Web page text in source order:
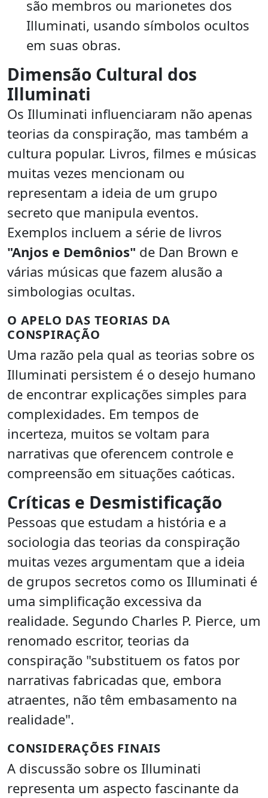
são membros ou marionetes dos
Illuminati, usando símbolos ocultos
em suas obras.
Dimensão Cultural dos
Illuminati
Os Illuminati influenciaram não apenas
teorias da conspiração, mas também a
cultura popular. Livros, filmes e músicas
muitas vezes mencionam ou
representam a ideia de um grupo
secreto que manipula eventos.
Exemplos incluem a série de livros
"Anjos e Demônios" de Dan Brown e
várias músicas que fazem alusão a
simbologias ocultas.
O APELO DAS TEORIAS DA
CONSPIRAÇÃO
Uma razão pela qual as teorias sobre os
Illuminati persistem é o desejo humano
de encontrar explicações simples para
complexidades. Em tempos de
incerteza, muitos se voltam para
narrativas que oferencem controle e
compreensão em situações caóticas.
Críticas e Desmistificação
Pessoas que estudam a história e a
sociologia das teorias da conspiração
muitas vezes argumentam que a ideia
de grupos secretos como os Illuminati é
uma simplificação excessiva da
realidade. Segundo Charles P. Pierce, um
renomado escritor, teorias da
conspiração "substituem os fatos por
narrativas fabricadas que, embora
atraentes, não têm embasamento na
realidade".
CONSIDERAÇÕES FINAIS
A discussão sobre os Illuminati
representa um aspecto fascinante da